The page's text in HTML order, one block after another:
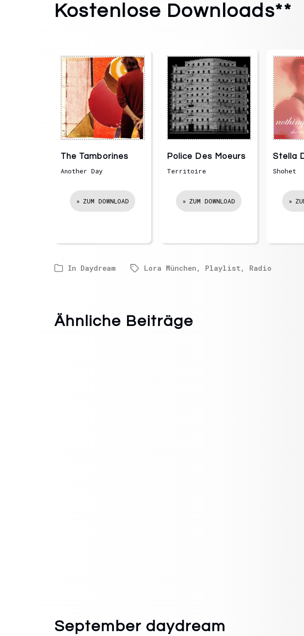
Kostenlose Downloads**
The Tamborines
Another Day
ZUM DOWNLOAD
Police Des Moeurs
Territoire
ZUM DOWNLOAD
Stella
Shohet
In Daydream Lora München , Playlist , Radio
Ähnliche Beiträge
September daydream